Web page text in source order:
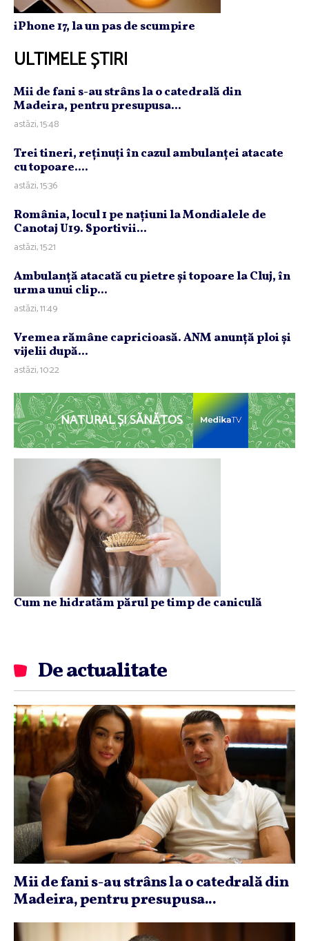
iPhone 17, la un pas de scumpire
ULTIMELE ȘTIRI
Mii de fani s-au strâns la o catedrală din
Madeira, pentru presupusa...
astăzi, 15:48
Trei tineri, reţinuţi în cazul ambulanţei atacate
cu topoare....
astăzi, 15:36
România, locul 1 pe naţiuni la Mondialele de
Canotaj U19. Sportivii...
astăzi, 15:21
Ambulanţă atacată cu pietre şi topoare la Cluj, în
urma unui clip...
astăzi, 11:49
Vremea rămâne capricioasă. ANM anunţă ploi şi
vijelii după...
astăzi, 10:22
NATURAL ȘI SĂNĂTOS
Cum ne hidratăm părul pe timp de caniculă
De actualitate
Mii de fani s-au strâns la o catedrală din
Madeira, pentru presupusa...